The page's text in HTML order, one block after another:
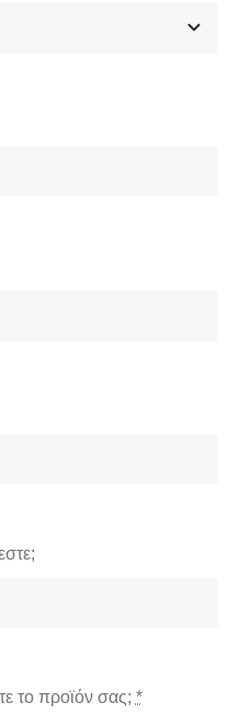
το προϊόν σας; *